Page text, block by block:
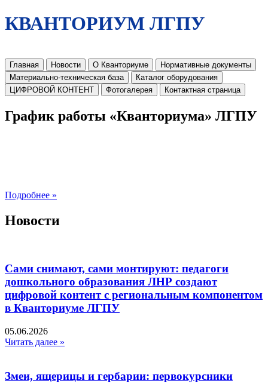
КВАНТОРИУМ ЛГПУ
Главная Новости О Кванториуме
Нормативные документы
Материально-техническая база
Каталог оборудования
ЦИФРОВОЙ КОНТЕНТ
Фотогалерея Контактная страница
График работы «Кванториума» ЛГПУ
Подробнее »
Новости
Сами снимают, сами монтируют: педагоги
дошкольного образования ЛНР создают
цифровой контент с региональным компонентом
в Кванториуме ЛГПУ​
05.06.2026
Читать далее »
Змеи, ящерицы и гербарии: первокурсники